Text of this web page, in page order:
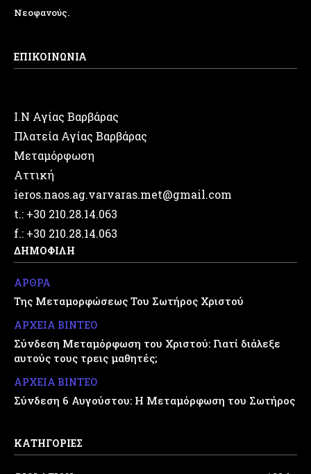
Νεοφανούς.
ΕΠΙΚΟΙΝΩΝΙΑ
Ι.Ν Αγίας Βαρβάρας
Πλατεία Αγίας Βαρβάρας
Μεταμόρφωση
Αττική
ieros.naos.ag.varvaras.met@gmail.com
t.: +30 210.28.14.063
f.: +30 210.28.14.063
ΔΗΜΟΦΙΛΗ
ΑΡΘΡΑ
Της Μεταμορφώσεως Του Σωτήρος Χριστού
ΑΡΧΕΙΑ ΒΙΝΤΕΟ
Σύνδεση Μεταμόρφωση του Χριστού: Γιατί διάλεξε
αυτούς τους τρεις μαθητές;
ΑΡΧΕΙΑ ΒΙΝΤΕΟ
Σύνδεση 6 Αυγούστου: Η Μεταμόρφωση του Σωτήρος
ΚΑΤΗΓΟΡΙΕΣ